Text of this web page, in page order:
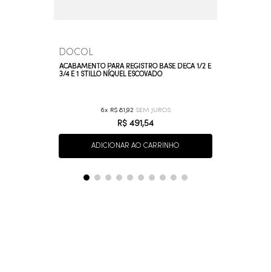
DOCOL
ACABAMENTO PARA REGISTRO BASE DECA 1/2 E
3/4 E 1 STILLO NÍQUEL ESCOVADO
6 R$ 81 ,92
R$ 491 ,54
ADICIONAR AO CARRINHO